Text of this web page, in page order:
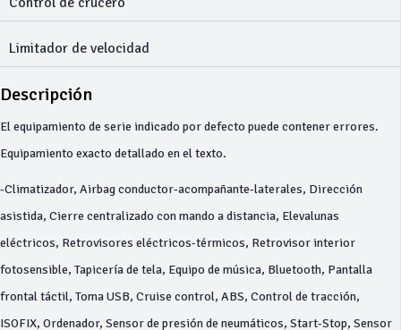
Limitador de velocidad
Descripción
El equipamiento de serie indicado por defecto puede contener errores.
Equipamiento exacto detallado en el texto.
-Climatizador, Airbag conductor-acompañante-laterales, Dirección
asistida, Cierre centralizado con mando a distancia, Elevalunas
eléctricos, Retrovisores eléctricos-térmicos, Retrovisor interior
fotosensible, Tapicería de tela, Equipo de música, Bluetooth, Pantalla
frontal táctil, Toma USB, Cruise control, ABS, Control de tracción,
ISOFIX, Ordenador, Sensor de presión de neumáticos, Start-Stop, Sensor